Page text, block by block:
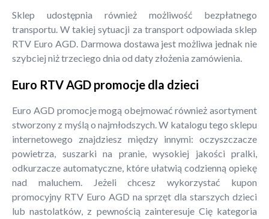
Sklep udostępnia również możliwość bezpłatnego
transportu. W takiej sytuacji za transport odpowiada sklep
RTV Euro AGD. Darmowa dostawa jest możliwa jednak nie
szybciej niż trzeciego dnia od daty złożenia zamówienia.
Euro RTV AGD promocje dla dzieci
Euro AGD promocje mogą obejmować również asortyment
stworzony z myślą o najmłodszych. W katalogu tego sklepu
internetowego znajdziesz między innymi: oczyszczacze
powietrza, suszarki na pranie, wysokiej jakości pralki,
odkurzacze automatyczne, które ułatwią codzienną opiekę
nad maluchem. Jeżeli chcesz wykorzystać kupon
promocyjny RTV Euro AGD na sprzęt dla starszych dzieci
lub nastolatków, z pewnością zainteresuje Cię kategoria